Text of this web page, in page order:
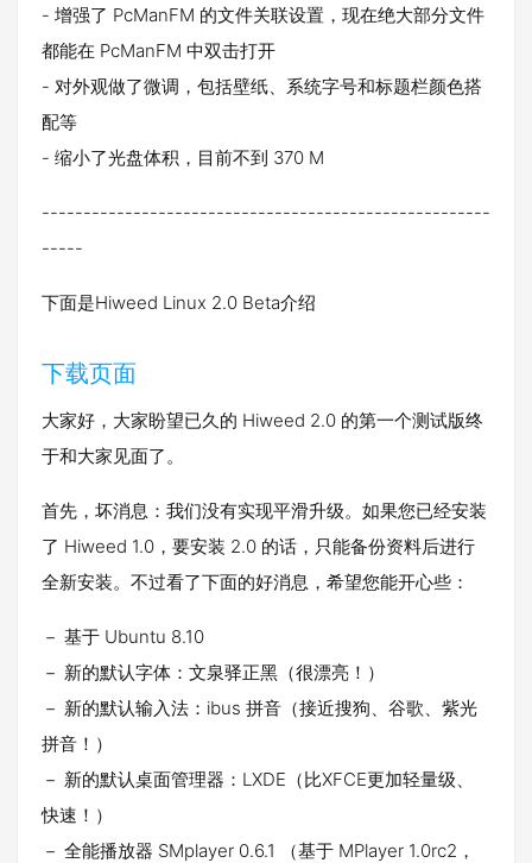
- 增强了 PcManFM 的文件关联设置，现在绝大部分文件
都能在 PcManFM 中双击打开
- 对外观做了微调，包括壁纸、系统字号和标题栏颜色搭
配等
- 缩小了光盘体积，目前不到 370 M
------------------------------------------------------
-----
下面是Hiweed Linux 2.0 Beta介绍
下载页面
大家好，大家盼望已久的 Hiweed 2.0 的第一个测试版终
于和大家见面了。
首先，坏消息：我们没有实现平滑升级。如果您已经安装
了 Hiweed 1.0，要安装 2.0 的话，只能备份资料后进行
全新安装。不过看了下面的好消息，希望您能开心些：
－ 基于 Ubuntu 8.10
－ 新的默认字体：文泉驿正黑（很漂亮！）
－ 新的默认输入法：ibus 拼音（接近搜狗、谷歌、紫光
拼音！）
－ 新的默认桌面管理器：LXDE（比XFCE更加轻量级、
快速！）
－ 全能播放器 SMplayer 0.6.1 （基于 MPlayer 1.0rc2，